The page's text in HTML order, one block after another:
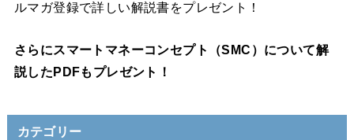
ルマガ登録で詳しい解説書をプレゼント！
さらにスマートマネーコンセプト（SMC）について解
説したPDFもプレゼント！
カテゴリー